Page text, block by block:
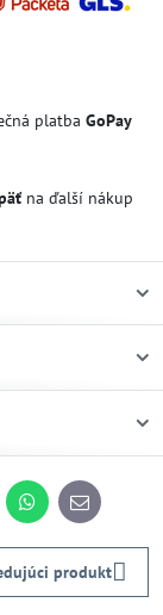
platba GoPay
na ďalší nákup
WhatsApp
E-
mail
produkt